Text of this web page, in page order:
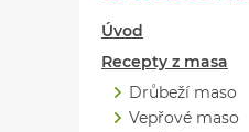
Úvod
Recepty z masa
Drůbeží maso
Vepřové maso